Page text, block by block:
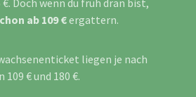
Doch wenn du früh dran bist,
ab 109 €ergattern.
liegen je nach
€ und 180 €.